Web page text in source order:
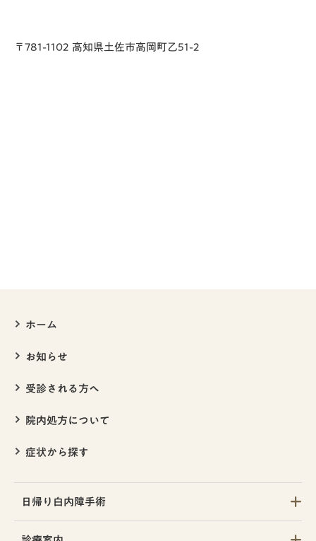
〒781-1102 高知県土佐市高岡町乙51-2
ホーム
お知らせ
受診される方へ
院内処方について
症状から探す
日帰り白内障手術